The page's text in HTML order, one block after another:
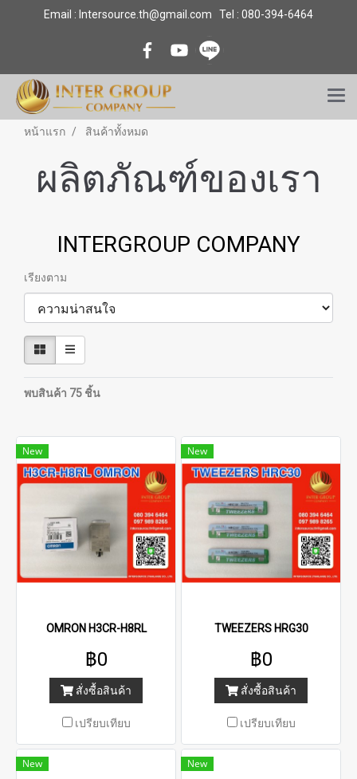
Email : Intersource.th@gmail.com Tel : 080-394-6464
หน้าแรก สินค้าทั้งหมด
ผลิตภัณฑ์ของเรา
INTERGROUP COMPANY
เรียงตาม
พบสินค้า 75 ชิ้น
New
OMRON H3CR-H8RL
฿0
สั่งซื้อสินค้า
เปรียบเทียบ
New
TWEEZERS HRG30
฿0
สั่งซื้อสินค้า
เปรียบเทียบ
New New